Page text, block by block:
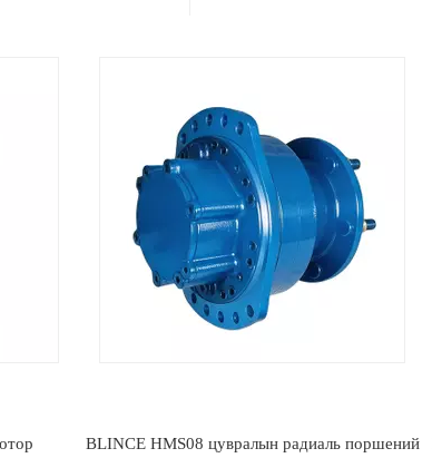
BLINCE HMS50 цувралын радиаль поршений